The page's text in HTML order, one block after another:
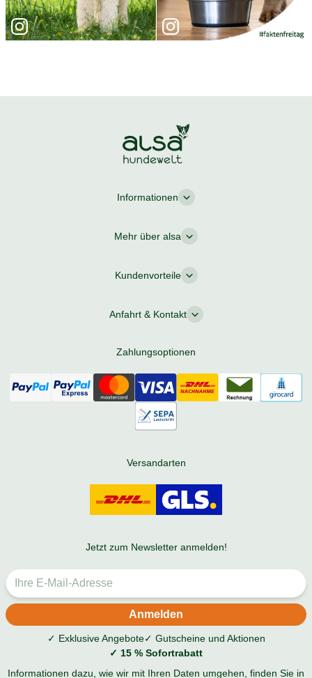
Informationen
Mehr über alsa
Kundenvorteile
Anfahrt & Kontakt
Zahlungsoptionen
Versandarten
Jetzt zum Newsletter anmelden!
✓ Exklusive Angebote✓ Gutscheine und Aktionen
✓ 15 % Sofortrabatt
Informationen dazu, wie wir mit Ihren Daten umgehen, finden Sie in